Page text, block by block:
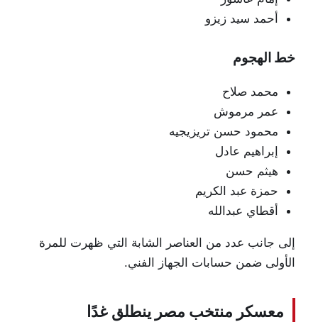
أحمد سيد زيزو
خط الهجوم
محمد صلاح
عمر مرموش
محمود حسن تريزيجيه
إبراهيم عادل
هيثم حسن
حمزة عبد الكريم
أقطاي عبدالله
إلى جانب عدد من العناصر الشابة التي ظهرت للمرة
الأولى ضمن حسابات الجهاز الفني.
معسكر منتخب مصر ينطلق غدًا